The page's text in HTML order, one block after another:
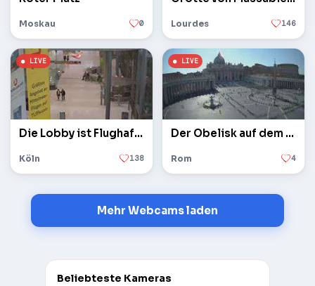
Moskau 0 Lourdes 146
Die Lobby ist Flughafen Köln / Bonn
Köln 138
Der Obelisk auf dem Petersplatz im Vatikan
Rom 4
Mehr Webcams laden
Beliebteste Kameras